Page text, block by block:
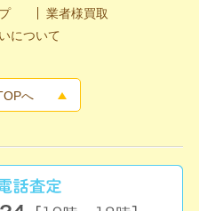
業者様買取
について
へ